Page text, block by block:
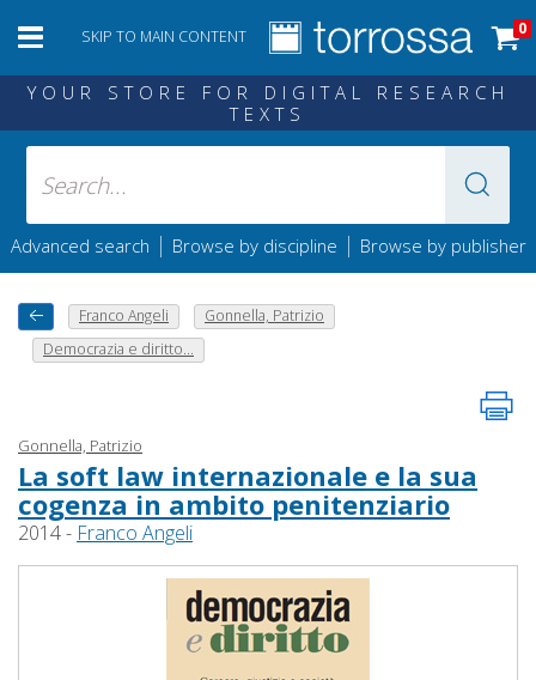
SKIP TO MAIN CONTENT 0
YOUR STORE FOR DIGITAL RESEARCH
TEXTS
Advanced search | Browse by discipline | Browse by publisher
Franco Angeli
Gonnella, Patrizio
Democrazia e diritto...
Gonnella, Patrizio
La soft law internazionale e la sua
cogenza in ambito penitenziario
2014 - Franco Angeli